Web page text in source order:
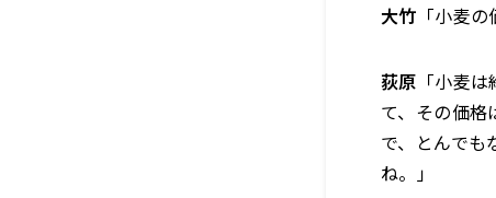
大竹 「小麦
荻原 「小麦
て、その価格
で、とんでも
ね。」